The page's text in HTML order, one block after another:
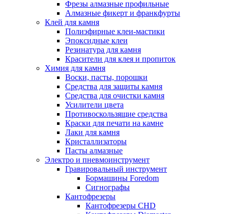
Фрезы алмазные профильные
Алмазные фикерт и франкфурты
Клей для камня
Полиэфирные клеи-мастики
Эпоксидные клеи
Резинатура для камня
Красители для клея и пропиток
Химия для камня
Воски, пасты, порошки
Средства для защиты камня
Средства для очистки камня
Усилители цвета
Противоскользящие средства
Краски для печати на камне
Лаки для камня
Кристаллизаторы
Пасты алмазные
Электро и пневмоинструмент
Гравировальный инструмент
Бормашины Foredom
Сигнографы
Кантофрезеры
Кантофрезеры CHD